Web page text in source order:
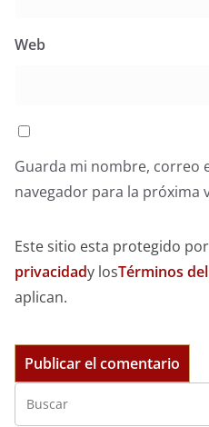
Web
Guarda mi nombre, correo
navegador para la próxima
Este sitio esta protegido por
privacidady losTérminos
aplican.